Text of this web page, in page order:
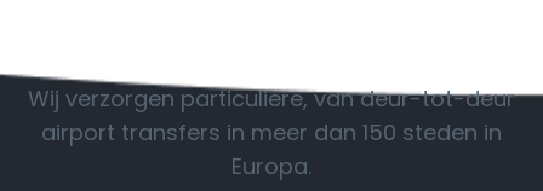
Wij verzorgen particuliere, van deur-tot-deur
airport transfers in meer dan 150 steden in
Europa.